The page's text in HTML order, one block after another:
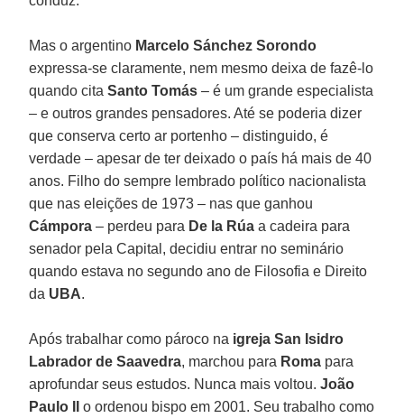
Mas o argentino Marcelo Sánchez Sorondo
expressa-se claramente, nem mesmo deixa de fazê-lo
quando citaSanto Tomás – é um grande especialista
– e outros grandes pensadores. Até se poderia dizer
que conserva certo ar portenho – distinguido, é
verdade – apesar de ter deixado o país há mais de 40
anos. Filho do sempre lembrado político nacionalista
que nas eleições de 1973 – nas que ganhou
Cámpora – perdeu para De la Rúa a cadeira para
senador pela Capital, decidiu entrar no seminário
quando estava no segundo ano de Filosofia e Direito
da UBA.
Após trabalhar como pároco na igreja San Isidro
Labrador de Saavedra, marchou para Roma para
aprofundar seus estudos. Nunca mais voltou.João
Paulo II
o ordenou bispo em 2001. Seu trabalho como